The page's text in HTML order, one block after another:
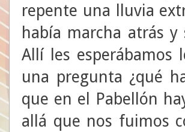
repente una lluvia
había marcha atrás
Allí les
una pregunta ¿qué
que en el Pabellón
allá que nos fuimos